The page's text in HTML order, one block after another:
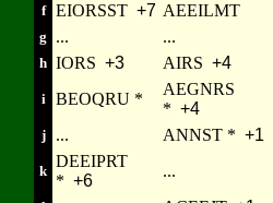
f EIORSST +7 AEEILMT
g ... ...
h IORS +3 AIRS +4
i BEOQRU *
AEGNRS
* +4
j ... ANNST * +1
k
DEEIPRT
* +6
...